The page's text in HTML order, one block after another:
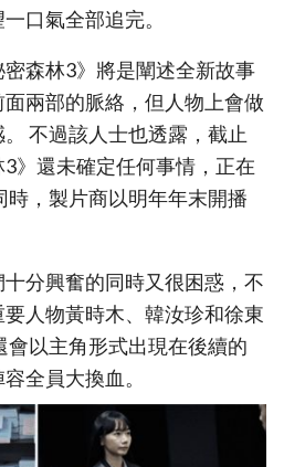
口氣全部追完。
森林3》將是闡述全新故事
兩部的脈絡，但人物上會做
不過該人士也透露，截止
》還未確定任何事情，正在
時，製片商以明年年末開播
分興奮的同時又很困惑，不
人物黃時木、韓汝珍和徐東
會以主角形式出現在後續的
全員大換血。